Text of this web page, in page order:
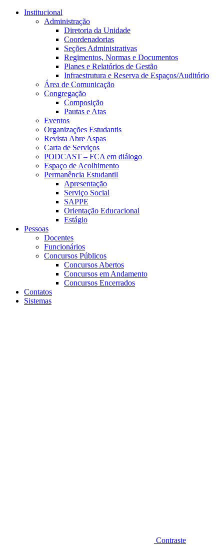
Conteúdo principal
Institucional
Administração
Diretoria da Unidade
Coordenadorias
Seções Administrativas
Regimentos, Normas e Documentos
Planes e Relatórios de Gestão
Infraestrutura e Reserva de Espaços/Auditório
Área de Comunicação
Congregação
Composição
Pautas e Atas
Eventos
Organizações Estudantis
Revista Abre Aspas
Carta de Serviços
PODCAST – FCA em diálogo
Espaço de Acolhimento
Permanência Estudantil
Apresentação
Serviço Social
SAPPE
Orientação Educacional
Estágio
Pessoas
Docentes
Funcionários
Concursos Públicos
Concursos Abertos
Concursos em Andamento
Concursos Encerrados
Contatos
Sistemas
Contraste